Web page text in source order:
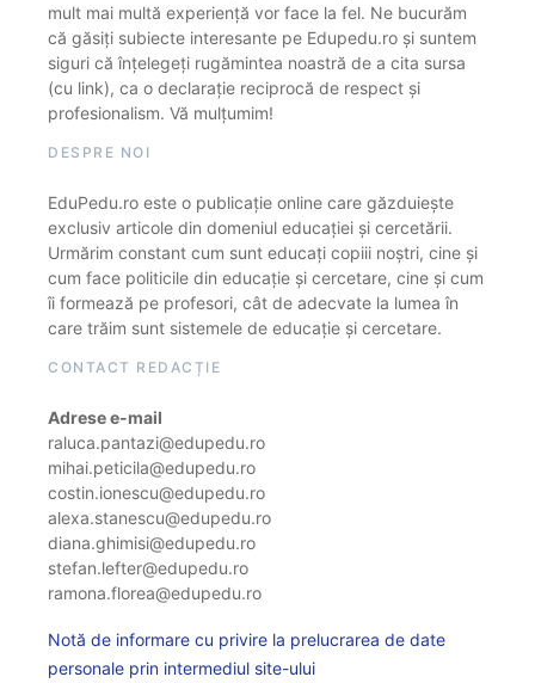
mult mai multă experiență vor face la fel. Ne bucurăm
că găsiți subiecte interesante pe Edupedu.ro și suntem
siguri că înțelegeți rugămintea noastră de a cita sursa
(cu link), ca o declarație reciprocă de respect și
profesionalism. Vă mulțumim!
DESPRE NOI
EduPedu.ro este o publicație online care găzduiește
exclusiv articole din domeniul educației și cercetării.
Urmărim constant cum sunt educați copiii noștri, cine și
cum face politicile din educație și cercetare, cine și cum
îi formează pe profesori, cât de adecvate la lumea în
care trăim sunt sistemele de educație și cercetare.
CONTACT REDACȚIE
Adrese e-mail
raluca.pantazi@edupedu.ro
mihai.peticila@edupedu.ro
costin.ionescu@edupedu.ro
alexa.stanescu@edupedu.ro
diana.ghimisi@edupedu.ro
stefan.lefter@edupedu.ro
ramona.florea@edupedu.ro
Notă de informare cu privire la prelucrarea de date
personale prin intermediul site-ului